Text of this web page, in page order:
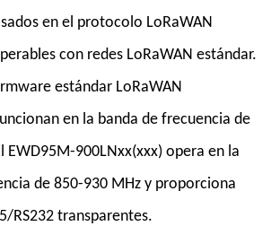
en el protocolo LoRaWAN
con redes LoRaWAN estándar.
estándar LoRaWAN
en la banda de frecuencia de
EWD95M-900LNxx(xxx) opera en la
de 850-930 MHz y proporciona
RS232 transparentes.